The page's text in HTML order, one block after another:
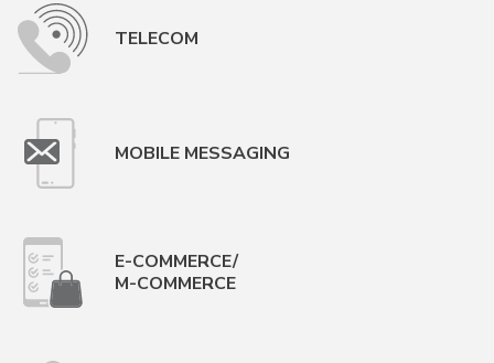
TELECOM
MOBILE MESSAGING
E-COMMERCE/
M-COMMERCE